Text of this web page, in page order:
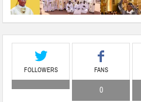
FOLLOWERS FANS
0